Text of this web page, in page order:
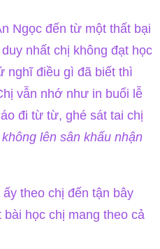
Ngọc đến từ một thất bại
nhất chị không đạt học
nghĩ điều gì đã biết thì
vẫn nhớ như in buổi lễ
đi từ từ, ghé sát tai chị
không lên sân khấu nhận
theo chị đến tận bây
học chị mang theo cả